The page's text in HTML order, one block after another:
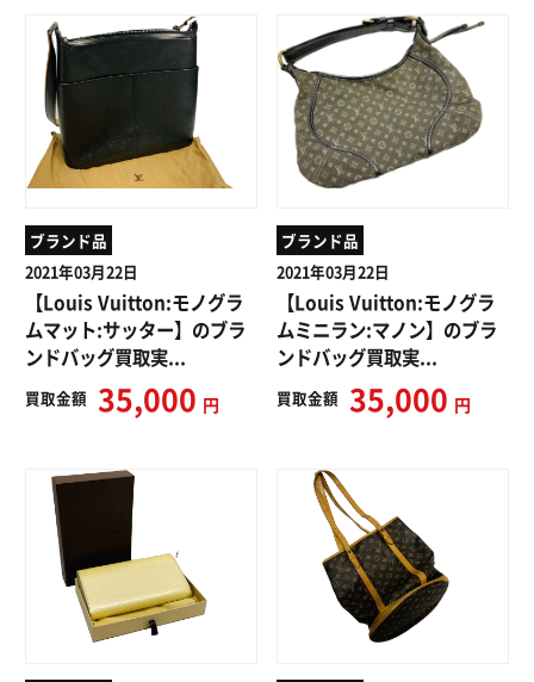
ブランド品
2021年03月22日
【Louis Vuitton:モノグラ
ムマット:サッター】のブラ
ンドバッグ買取実...
買取金額 35,000 円
ブランド品
2021年03月22日
【Louis Vuitton:モノグラ
ムミニラン:マノン】のブラ
ンドバッグ買取実...
買取金額 35,000 円